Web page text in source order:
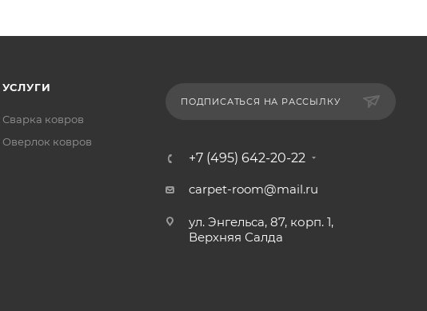
УСЛУГИ
Сварка ковров
Оверлок ковров
ПОДПИСАТЬСЯ НА РАССЫЛКУ
+7 (495) 642-20-22
carpet-room@mail.ru
ул. Энгельса, 87, корп. 1,
Верхняя Салда